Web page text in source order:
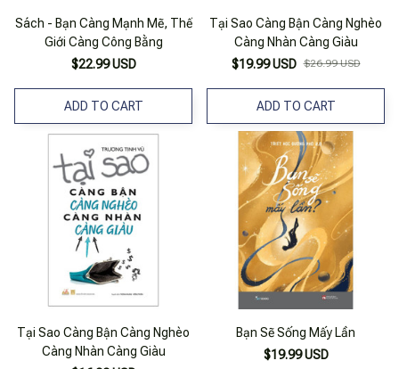
Sách - Bạn Càng Mạnh Mẽ, Thế
Giới Càng Công Bằng
$22.99 USD
ADD TO CART
Tại Sao Càng Bận Càng Nghèo
Càng Nhàn Càng Giàu
$19.99 USD $26.99 USD
ADD TO CART
Tại Sao Càng Bận Càng Nghèo
Càng Nhàn Càng Giàu
Bạn Sẽ Sống Mấy Lần
$19.99 USD